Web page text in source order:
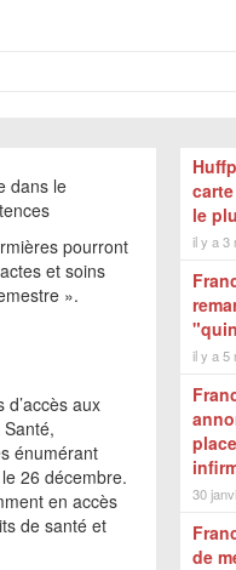
dans le
pourront
et soins
».
aux
énumérant
26 décembre.
en accès
de santé et
le
il y a 3
il y a 5
30
de